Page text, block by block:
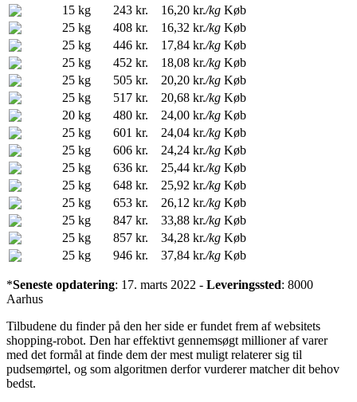
15 kg
243 kr. 16,20 kr./kg Køb
25 kg
408 kr. 16,32 kr./kg Køb
25 kg
446 kr. 17,84 kr./kg Køb
25 kg
452 kr. 18,08 kr./kg Køb
25 kg
505 kr. 20,20 kr./kg Køb
25 kg
517 kr. 20,68 kr./kg Køb
20 kg
480 kr. 24,00 kr./kg Køb
25 kg
601 kr. 24,04 kr./kg Køb
25 kg
606 kr. 24,24 kr./kg Køb
25 kg
636 kr. 25,44 kr./kg Køb
25 kg
648 kr. 25,92 kr./kg Køb
25 kg
653 kr. 26,12 kr./kg Køb
25 kg
847 kr. 33,88 kr./kg Køb
25 kg
857 kr. 34,28 kr./kg Køb
25 kg
946 kr. 37,84 kr./kg Køb
*Seneste opdatering: 17. marts 2022 - Leveringssted: 8000
Aarhus
Tilbudene du finder på den her side er fundet frem af websitets
shopping-robot. Den har effektivt gennemsøgt millioner af varer
med det formål at finde dem der mest muligt relaterer sig til
pudsemørtel, og som algoritmen derfor vurderer matcher dit behov
bedst.